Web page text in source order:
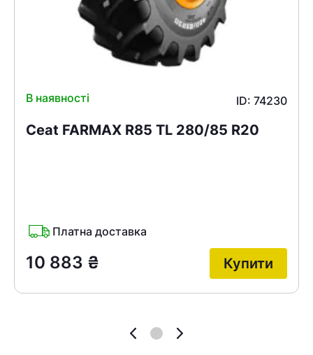
В наявності ID: 74230
Ceat FARMAX R85 TL 280/85 R20
Платна доставка
10 883 ₴ Купити